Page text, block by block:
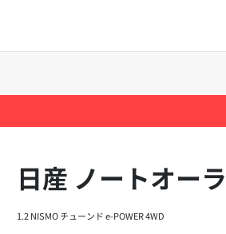
日産 ノートオーラ
1.2 NISMO チューンド e-POWER 4WD